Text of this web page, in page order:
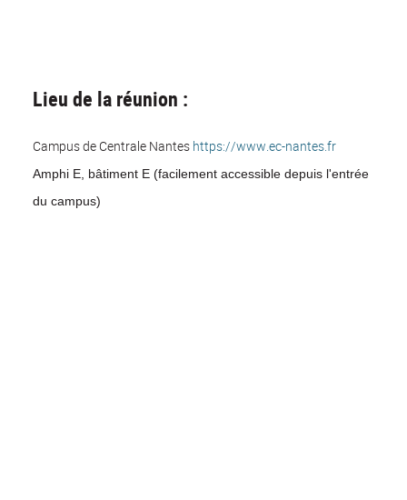
Lieu de la réunion :
Campus de Centrale Nantes https://www.ec-nantes.fr
Amphi E, bâtiment E (facilement accessible depuis l'entrée
du campus)